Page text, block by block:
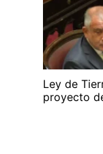
Ley de
proyecto